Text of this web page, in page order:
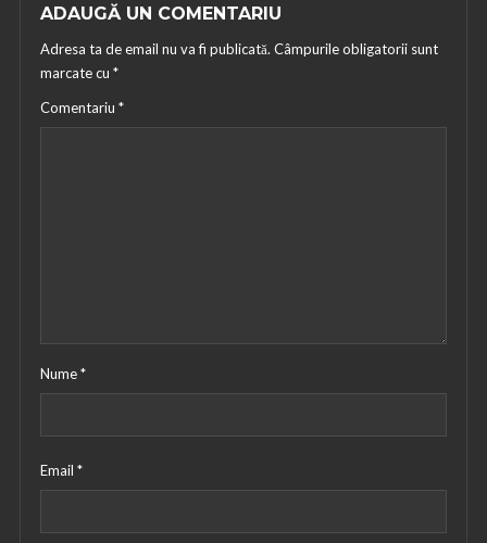
ADAUGĂ UN COMENTARIU
Adresa ta de email nu va fi publicată. Câmpurile obligatorii sunt
marcate cu *
Comentariu *
Nume*
Email *